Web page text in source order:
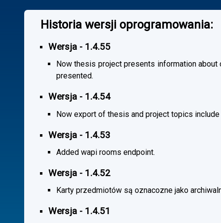
Historia wersji oprogramowania:
Wersja - 1.4.55
Now thesis project presents information
presented.
Wersja - 1.4.54
Now export of thesis and project topics
Wersja - 1.4.53
Added wapi rooms endpoint.
Wersja - 1.4.52
Karty przedmiotów są oznacozne jako
Wersja - 1.4.51